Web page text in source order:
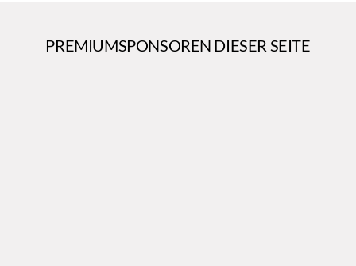
PREMIUMSPONSOREN DIESER SEITE